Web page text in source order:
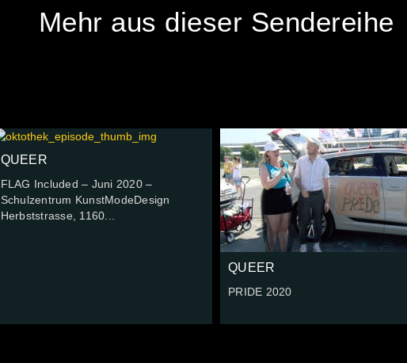
Mehr aus dieser Sendereihe
QUEER
FLAG Included – Juni 2020 –
Schulzentrum KunstModeDesign
Herbststrasse, 1160...
QUEER
PRIDE 2020